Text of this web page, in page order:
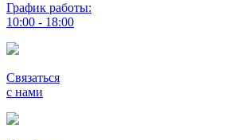
График работы:
10:00 - 18:00
Связаться
с нами